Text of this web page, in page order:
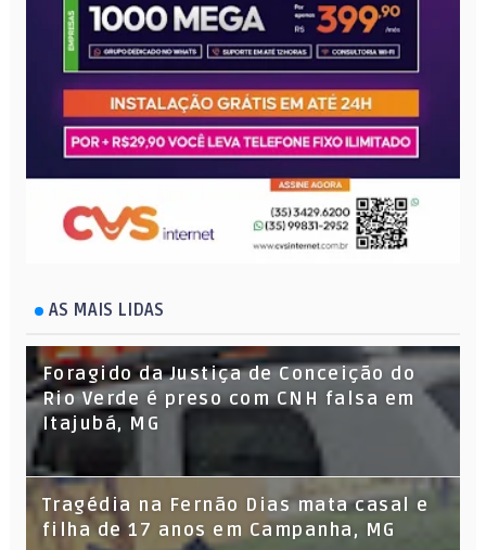
AS MAIS LIDAS
Foragido da Justiça de Conceição do
Rio Verde é preso com CNH falsa em
Itajubá, MG
Tragédia na Fernão Dias mata casal e
filha de 17 anos em Campanha, MG